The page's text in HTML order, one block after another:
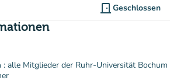
door_front Geschlossen
: alle Mitglieder der Ruhr-Universität Bochum